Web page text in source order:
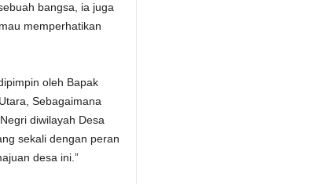
bangsa, ia juga
memperhatikan
oleh Bapak
Sebagaimana
diwilayah Desa
sekali dengan peran
desa ini.”